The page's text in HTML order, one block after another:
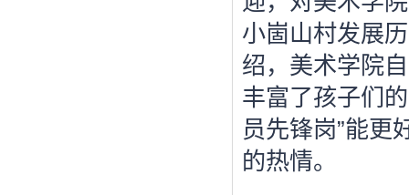
小崮山村发展
绍，美术学院
丰富了孩子们
员先锋岗”能更
的热情。